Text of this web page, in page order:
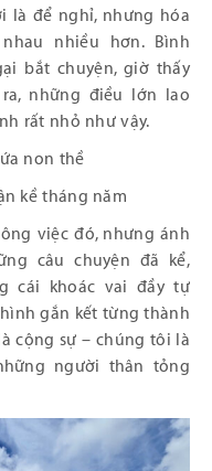
là để nghỉ, nhưng hóa
nhiều hơn. Bình
bắt chuyện, giờ thấy
những điều lớn lao
rất nhỏ như vậy.
non thề
kề tháng năm
việc đó, nhưng ánh
câu chuyện đã kể,
cái khoác vai đầy tự
gắn kết từng thành
cộng sự – chúng tôi là
người thân tỏng